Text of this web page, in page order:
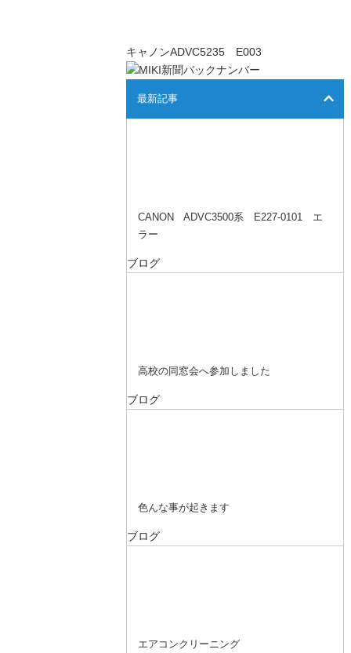
キャノンADVC5235 E003
最新記事
CANON ADVC3500系 E227-0101 エ
ラー
ブログ
高校の同窓会へ参加しました
ブログ
色んな事が起きます
ブログ
エアコンクリーニング